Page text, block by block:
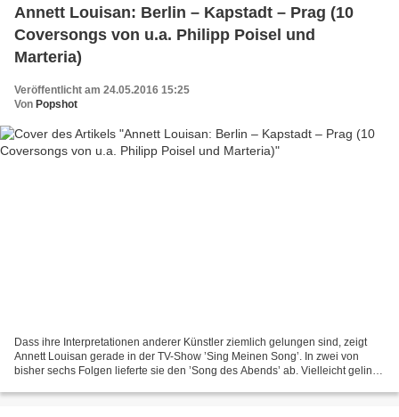
Annett Louisan: Berlin – Kapstadt – Prag (10
Coversongs von u.a. Philipp Poisel und
Marteria)
Veröffentlicht am 24.05.2016 15:25
Von Popshot
Dass ihre Interpretationen anderer Künstler ziemlich gelungen sind, zeigt
Annett Louisan gerade in der TV-Show ’Sing Meinen Song’. In zwei von
bisher sechs Folgen lieferte sie den ’Song des Abends’ ab. Vielleicht gelingt